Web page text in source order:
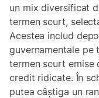
un mix diversificat
termen scurt,
Acestea includ
guvernamentale pe
termen scurt emise
credit ridicate. În
putea câștiga un